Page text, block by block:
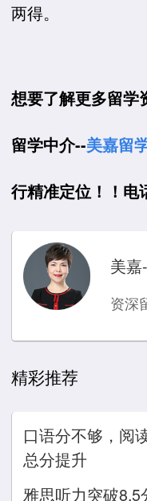
两得。
想要了解更多留学
留学中介--美嘉留
行精准定位！！电
美
资深
精彩推荐
口语分不够，阅
总分提升
雅思听力突破8.5